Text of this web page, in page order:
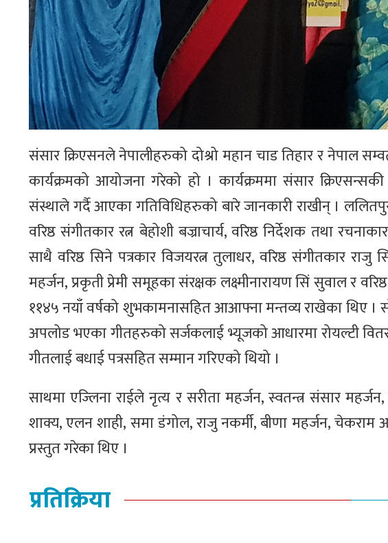
संसार क्रिएसनले नेपालीहरुको दोश्रो महान चाड तिहार र नेपाल
कार्यक्रमको आयोजना गरेको हो । कार्यक्रममा संसार
संस्थाले गर्दै आएका गतिविधिहरुको बारे जानकारी राखीन् ।
वरिष्ठ संगीतकार रत्न बेहोशी बज्राचार्य, वरिष्ठ निर्देशक तथा
साथै वरिष्ठ सिने पत्रकार विजयरत्न तुलाधर, वरिष्ठ संगीतकार
महर्जन, प्रकृती प्रेमी समूहका संरक्षक लक्ष्मीनारायण सिं सुवाल र
११४५ नयाँ वर्षको शुभकामनासहित आआफ्ना मन्तव्य राखेका थिए ।
अपलोड भएका गीतहरुको सर्जकलाई भ्यूजको आधारमा रोयल्टी
गीतलाई बधाई पत्रसहित सम्मान गरिएको थियो ।
साथमा एज्लिना राईले नृत्य र सरीता महर्जन, स्वतन्त्र संसार महर्जन,
शाक्य, एलन शाही, समा डंगोल, राजु नकर्मी, बीणा महर्जन,
प्रस्तुत गरेका थिए ।
प्रतिक्रिया